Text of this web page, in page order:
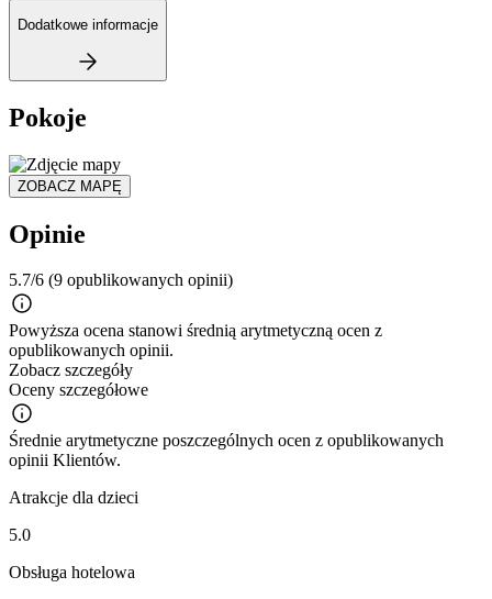
Dodatkowe informacje
Pokoje
ZOBACZ MAPĘ
Opinie
5.7/6 (9 opublikowanych opinii)
Powyższa ocena stanowi średnią arytmetyczną ocen z
opublikowanych opinii.
Zobacz szczegóły
Oceny szczegółowe
Średnie arytmetyczne poszczególnych ocen z opublikowanych
opinii Klientów.
Atrakcje dla dzieci
5.0
Obsługa hotelowa